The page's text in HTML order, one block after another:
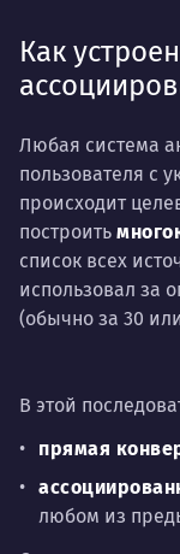
Как
Любая система
пользователя с
происходит
построить
список всех
использовал за
(обычно за 30
В этой
прямая
любом из